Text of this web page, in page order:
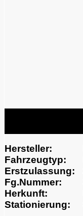
Hersteller:
Fahrzeugtyp:
Erstzulassung:
Fg.Nummer:
Herkunft:
Stationierung: